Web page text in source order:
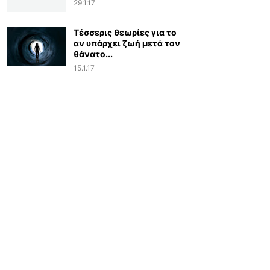
29.1.17
Τέσσερις θεωρίες για το
αν υπάρχει ζωή μετά τον
θάνατο...
15.1.17